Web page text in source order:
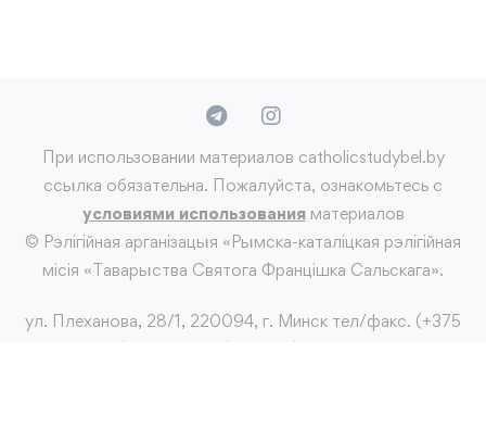
При использовании материалов catholicstudybel.by
ссылка обязательна. Пожалуйста, ознакомьтесь с
условиями использования материалов
© Рэлігійная арганізацыя «Рымска-каталіцкая рэлігійная
місія «Таварыства Святога Францішка Сальскага».
ул. Плеханова, 28/1, 220094, г. Минск тел/факс. (+375
17) 265 22 98; (+375 29) 387 19 26